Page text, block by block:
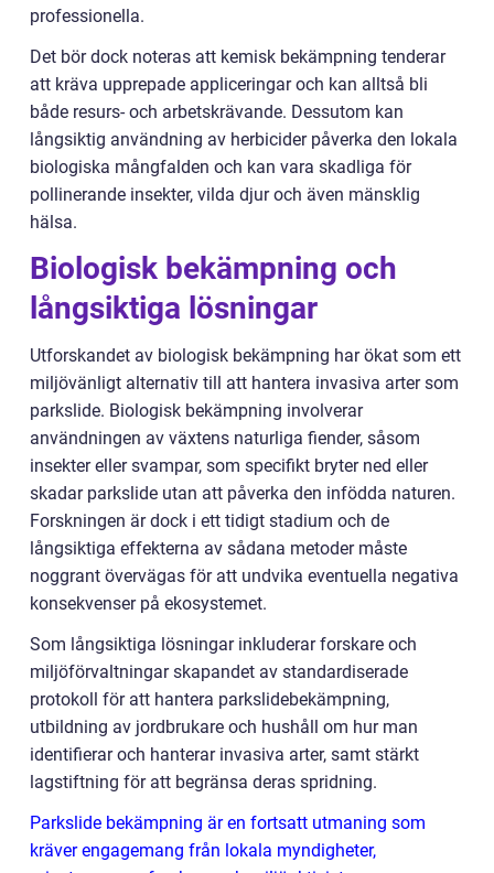
professionella.
Det bör dock noteras att kemisk bekämpning tenderar
att kräva upprepade appliceringar och kan alltså bli
både resurs- och arbetskrävande. Dessutom kan
långsiktig användning av herbicider påverka den lokala
biologiska mångfalden och kan vara skadliga för
pollinerande insekter, vilda djur och även mänsklig
hälsa.
Biologisk bekämpning och
långsiktiga lösningar
Utforskandet av biologisk bekämpning har ökat som ett
miljövänligt alternativ till att hantera invasiva arter som
parkslide. Biologisk bekämpning involverar
användningen av växtens naturliga fiender, såsom
insekter eller svampar, som specifikt bryter ned eller
skadar parkslide utan att påverka den infödda naturen.
Forskningen är dock i ett tidigt stadium och de
långsiktiga effekterna av sådana metoder måste
noggrant övervägas för att undvika eventuella negativa
konsekvenser på ekosystemet.
Som långsiktiga lösningar inkluderar forskare och
miljöförvaltningar skapandet av standardiserade
protokoll för att hantera parkslidebekämpning,
utbildning av jordbrukare och hushåll om hur man
identifierar och hanterar invasiva arter, samt stärkt
lagstiftning för att begränsa deras spridning.
Parkslide bekämpning är en fortsatt utmaning som
kräver engagemang från lokala myndigheter,